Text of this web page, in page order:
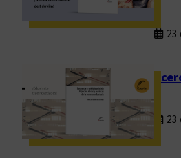
m
o
r
d
23
23